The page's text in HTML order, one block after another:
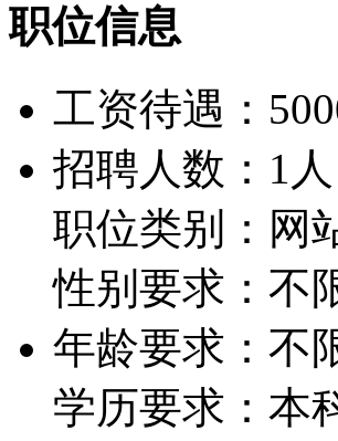
职位信息
工资待遇：
招聘人数：1人
职位类别：网
性别要求：不
年龄要求：不
学历要求：本